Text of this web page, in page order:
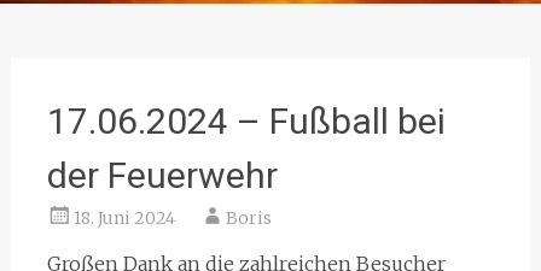
17.06.2024 – Fußball bei
der Feuerwehr
18. Juni 2024 Boris
Großen Dank an die zahlreichen Besucher